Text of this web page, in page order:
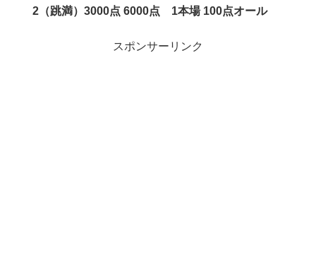
2（跳満）3000点 6000点 1本場 100点オール
スポンサーリンク